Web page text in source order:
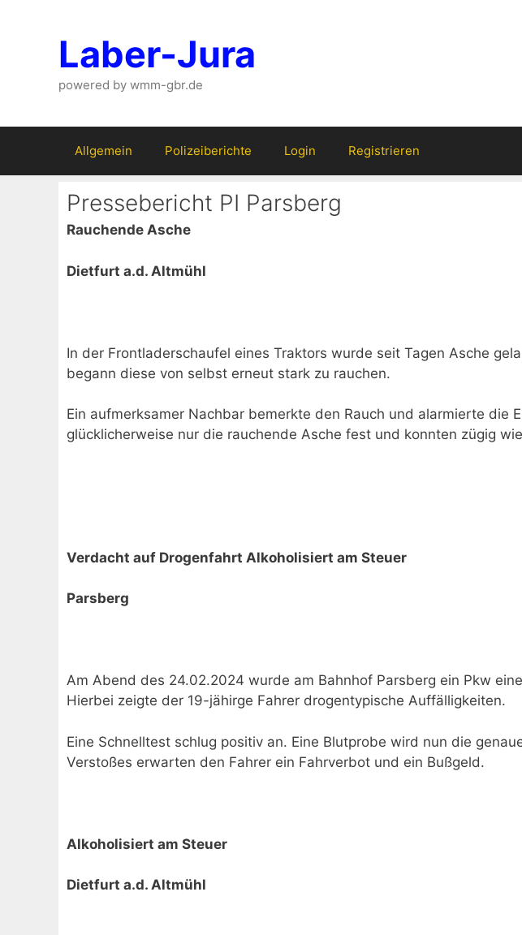
Laber-Jura
powered by wmm-gbr.de
Allgemein Polizeiberichte Login Registrieren
Pressebericht PI Parsberg
Rauchende Asche
Dietfurt a.d. Altmühl
In der Frontladerschaufel eines Traktors wurde seit Tagen Asche
begann diese von selbst erneut stark zu rauchen.
Ein aufmerksamer Nachbar bemerkte den Rauch und alarmierte die
glücklicherweise nur die rauchende Asche fest und konnten zügig
Verdacht auf Drogenfahrt Alkoholisiert am Steuer
Parsberg
Am Abend des 24.02.2024 wurde am Bahnhof Parsberg ein Pkw
Hierbei zeigte der 19-jähirge Fahrer drogentypische Auffälligkeiten.
Eine Schnelltest schlug positiv an. Eine Blutprobe wird nun die
Verstoßes erwarten den Fahrer ein Fahrverbot und ein Bußgeld.
Alkoholisiert am Steuer
Dietfurt a.d. Altmühl